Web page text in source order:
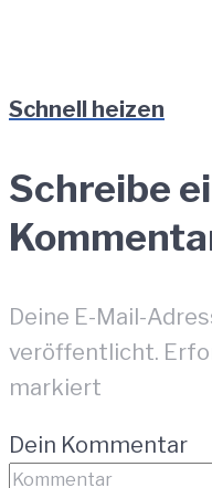
Schnell heizen
Schreibe
Deine E-Mail-
veröffentlicht.
markiert
Dein Kommentar